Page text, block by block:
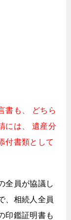
書も、
どちら
には、
遺産分
付書類として
全員が協議し
、相続人全員
印鑑証明書も